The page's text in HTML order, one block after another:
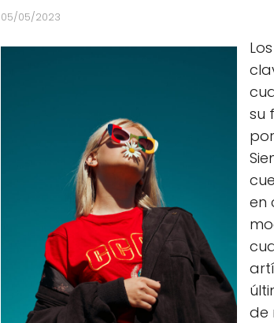
05/05/2023
su
en
de